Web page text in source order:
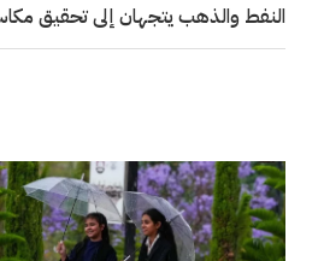
النفط والذهب يتجهان إلى تحقيق